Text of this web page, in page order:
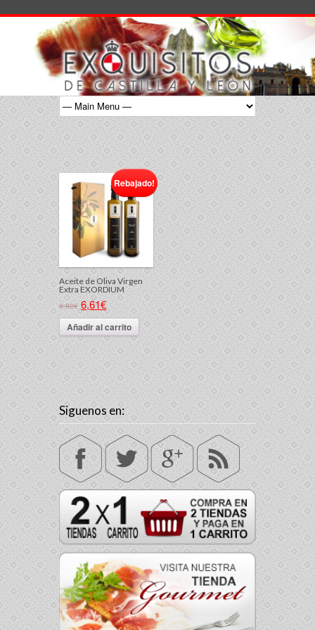
Rebajado!
Aceite de Oliva Virgen
Extra EXORDIUM
9,92€ 6,61€
Añadir al carrito
Siguenos en: